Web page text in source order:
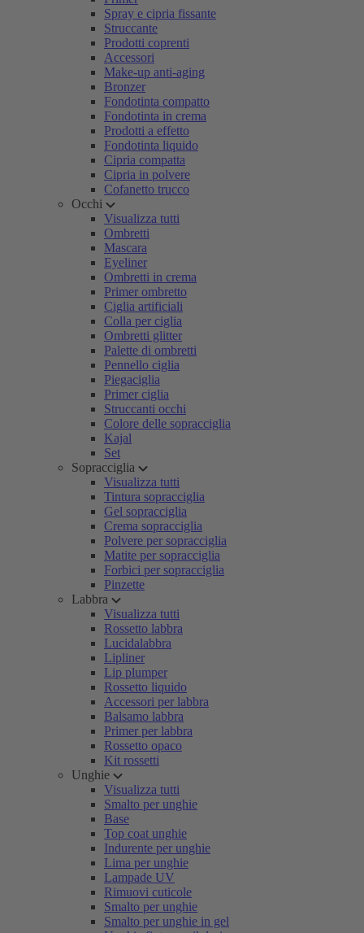
Spray e cipria fissante
Struccante
Prodotti coprenti
Accessori
Make-up anti-aging
Bronzer
Fondotinta compatto
Fondotinta in crema
Prodotti a effetto
Fondotinta liquido
Cipria compatta
Cipria in polvere
Cofanetto trucco
Occhi
Visualizza tutti
Ombretti
Mascara
Eyeliner
Ombretti in crema
Primer ombretto
Ciglia artificiali
Colla per ciglia
Ombretti glitter
Palette di ombretti
Pennello ciglia
Piegaciglia
Primer ciglia
Struccanti occhi
Colore delle sopracciglia
Kajal
Set
Sopracciglia
Visualizza tutti
Tintura sopracciglia
Gel sopracciglia
Crema sopracciglia
Polvere per sopracciglia
Matite per sopracciglia
Forbici per sopracciglia
Pinzette
Labbra
Visualizza tutti
Rossetto labbra
Lucidalabbra
Lipliner
Lip plumper
Rossetto liquido
Accessori per labbra
Balsamo labbra
Primer per labbra
Rossetto opaco
Kit rossetti
Unghie
Visualizza tutti
Smalto per unghie
Base
Top coat unghie
Indurente per unghie
Lima per unghie
Lampade UV
Rimuovi cuticole
Smalto per unghie
Smalto per unghie in gel